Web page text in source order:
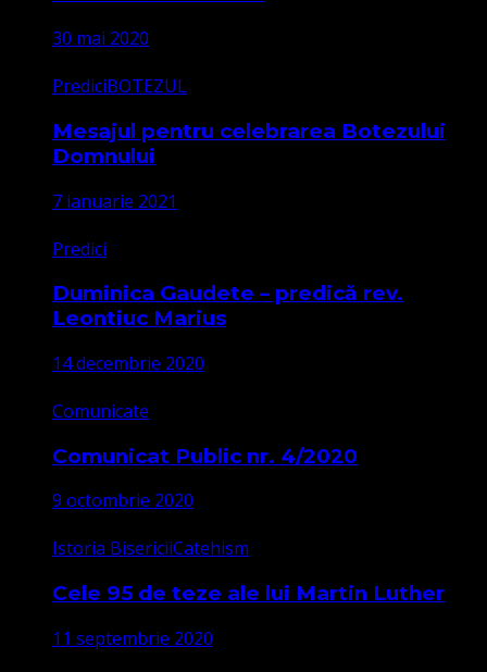
30 mai 2020
PrediciBOTEZUL
Mesajul pentru celebrarea Botezului
Domnului
7 ianuarie 2021
Predici
Duminica Gaudete – predică rev.
Leontiuc Marius
14 decembrie 2020
Comunicate
Comunicat Public nr. 4/2020
9 octombrie 2020
Istoria BisericiiCatehism
Cele 95 de teze ale lui Martin Luther
11 septembrie 2020